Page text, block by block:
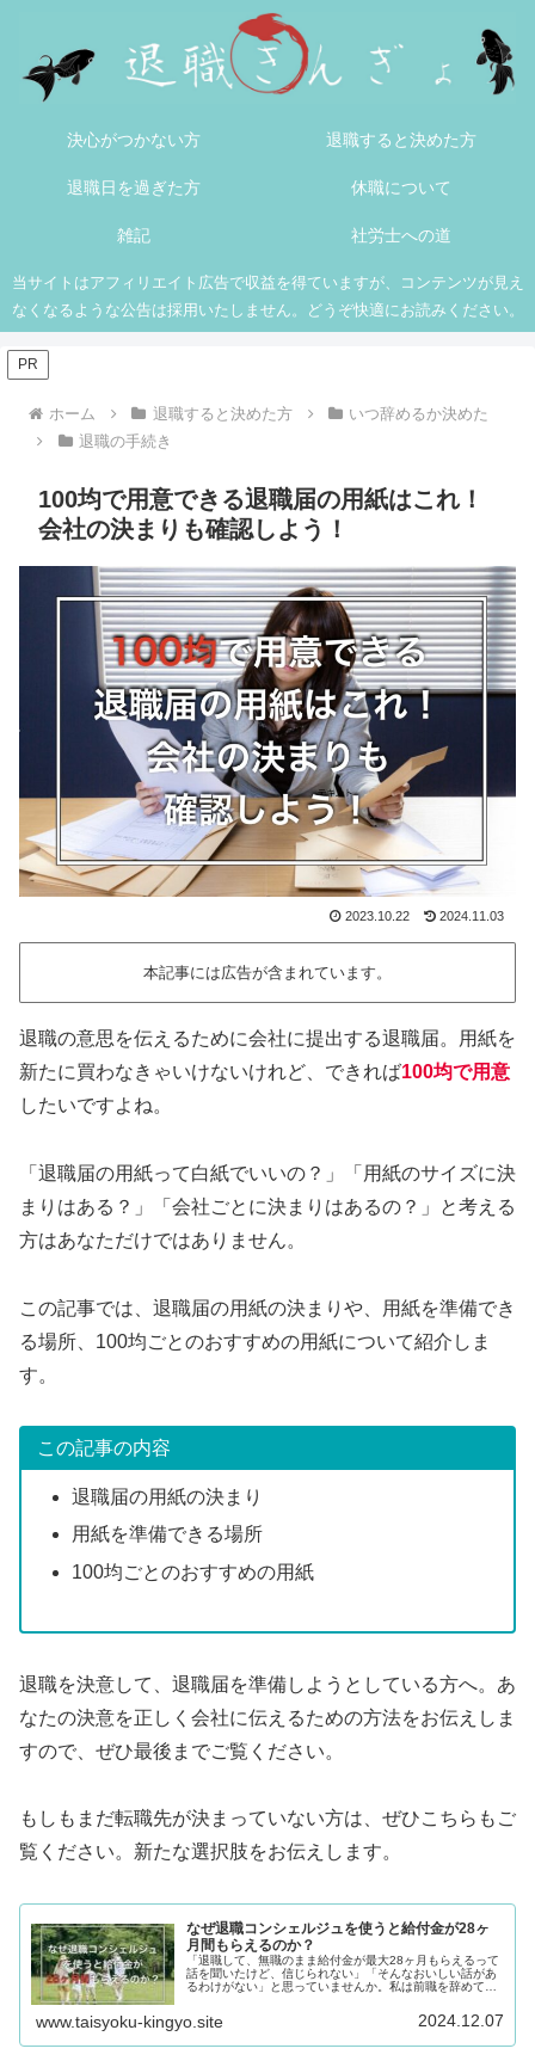
決心がつかない方 退職すると決めた方
退職日を過ぎた方 休職について
雑記 社労士への道
当サイトはアフィリエイト広告で収益を得ていますが、コンテンツが見え
なくなるような公告は採用いたしません。どうぞ快適にお読みください。
PR
ホーム 退職すると決めた方
いつ辞めるか決めた
退職の手続き
100均で用意できる退職届の用紙はこれ！
会社の決まりも確認しよう！
2023.10.22 2024.11.03
本記事には広告が含まれています。
退職の意思を伝えるために会社に提出する退職届。用紙を
新たに買わなきゃいけないけれど、できれば100均で用意
したいですよね。
「退職届の用紙って白紙でいいの？」「用紙のサイズに決
まりはある？」「会社ごとに決まりはあるの？」と考える
方はあなただけではありません。
この記事では、退職届の用紙の決まりや、用紙を準備でき
る場所、100均ごとのおすすめの用紙について紹介しま
す。
この記事の内容
退職届の用紙の決まり
用紙を準備できる場所
100均ごとのおすすめの用紙
退職を決意して、退職届を準備しようとしている方へ。あ
なたの決意を正しく会社に伝えるための方法をお伝えしま
すので、ぜひ最後までご覧ください。
もしもまだ転職先が決まっていない方は、ぜひこちらもご
覧ください。新たな選択肢をお伝えします。
なぜ退職コンシェルジュを使うと給付金が28ヶ
月間もらえるのか？
「退職して、無職のまま給付金が最大28ヶ月もらえるって
話を聞いたけど、信じられない」「そんなおいしい話があ
るわけがない」と思っていませんか。私は前職を辞めてか
www.taisyoku-kingyo.site 2024.12.07